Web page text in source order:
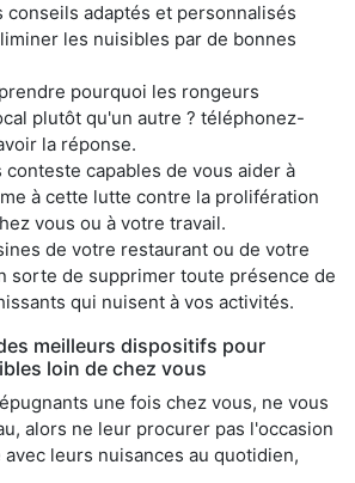
adaptés et personnalisés
les nuisibles par de bonnes
pourquoi les rongeurs
plutôt qu'un autre ? téléphonez-
la réponse.
conteste capables de vous aider à
à cette lutte contre la prolifération
vous ou à votre travail.
de votre restaurant ou de votre
sorte de supprimer toute présence de
qui nuisent à vos activités.
meilleurs dispositifs pour
loin de chez vous
une fois chez vous, ne vous
alors ne leur procurer pas l'occasion
leurs nuisances au quotidien,